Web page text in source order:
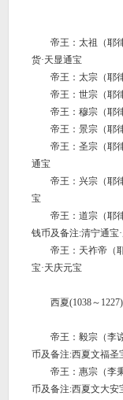
帝王：太祖（耶律
货·天显通宝
帝王：太宗（耶律
帝王：世宗（耶律
帝王：穆宗（耶律
帝王：景宗（耶律
帝王：圣宗（耶律
通宝
帝王：兴宗（耶律
宝
帝王：道宗（耶律
钱币及备注:清宁通宝
帝王：天祚帝（耶
宝·天庆元宝
西夏(1038～1227)
帝王：毅宗（李谅
币及备注:西夏文福圣
帝王：惠宗（李秉
币及备注:西夏文大安